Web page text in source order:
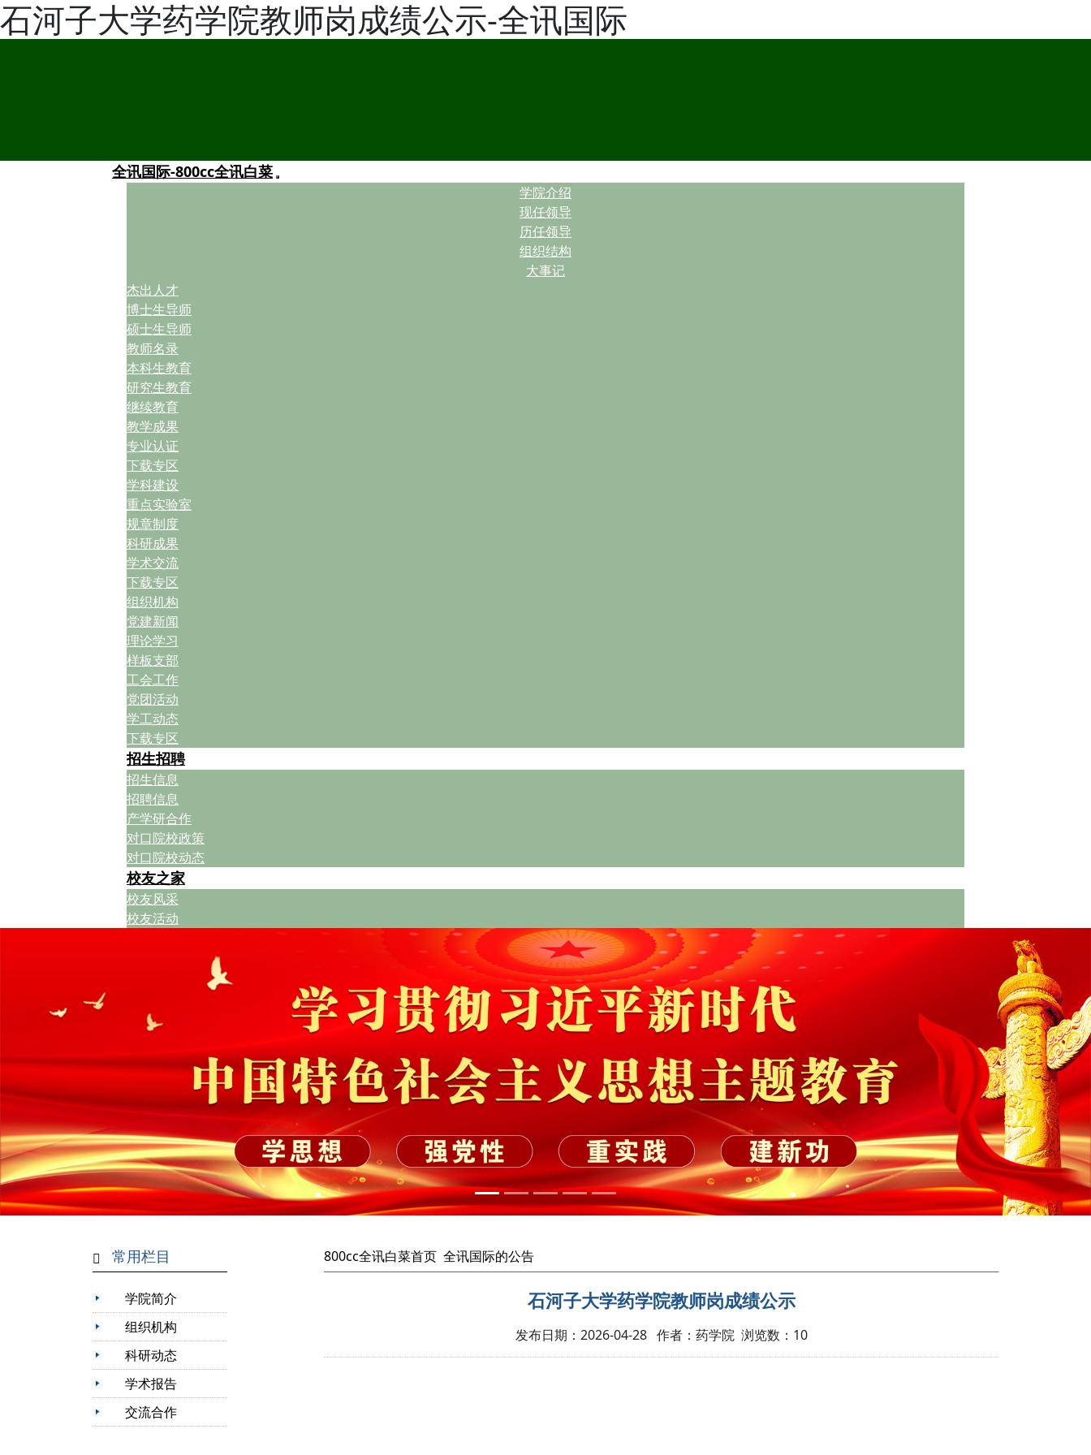
石河子大学药学院教师岗成绩公示-全讯国际
全讯国际-800cc全讯白菜
学院介绍
现任领导
历任领导
组织结构
大事记
杰出人才
博士生导师
硕士生导师
教师名录
本科生教育
研究生教育
继续教育
教学成果
专业认证
下载专区
学科建设
重点实验室
规章制度
科研成果
学术交流
下载专区
组织机构
党建新闻
理论学习
样板支部
工会工作
党团活动
学工动态
下载专区
招生招聘
招生信息
招聘信息
产学研合作
对口院校政策
对口院校动态
校友之家
校友风采
校友活动
常用栏目
学院简介
组织机构
科研动态
学术报告
交流合作
800cc全讯白菜首页 全讯国际的公告
石河子大学药学院教师岗成绩公示
发布日期：2026-04-28 作者：药学院 浏览数： 10